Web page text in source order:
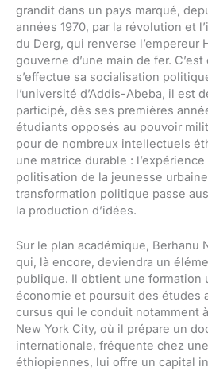
grandit dans un pays marqué,
années 1970, par la révolution et
du Derg, qui renverse l’empereur
gouverne d’une main de fer.
s’effectue sa socialisation
l’université d’Addis-Abeba, il est
participé, dès ses premières
étudiants opposés au pouvoir
pour de nombreux intellectuels
une matrice durable :
politisation de la jeunesse
transformation politique passe
la production d’idées.
Sur le plan académique, Berhanu
qui, là encore, deviendra un
publique. Il obtient une formation
économie et poursuit des études
cursus qui le conduit notamment
New York City, où il prépare un
internationale, fréquente chez
éthiopiennes, lui offre un capital